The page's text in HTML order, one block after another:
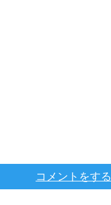
コメントをする